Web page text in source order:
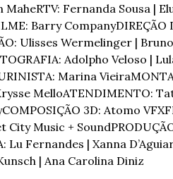
MaheRTV: Fernanda Sousa |
Barry CompanyDIREÇÃO
Ulisses Wermelinger |
Adolpho Veloso |
Marina Vieira
MelloATENDIMENTO:
COMPOSIÇÃO 3D: Atomo VFX
City Music + Sound
Lu Fernandes | Xanna
| Ana Carolina Diniz